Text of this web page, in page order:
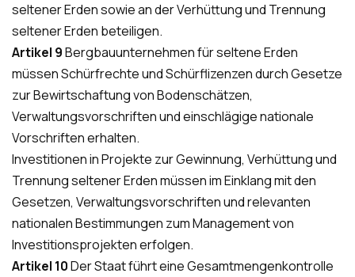
seltener Erden sowie an der Verhüttung und Trennung
seltener Erden beteiligen.
Artikel 9Bergbauunternehmen für seltene Erden
müssen Schürfrechte und Schürflizenzen durch Gesetze
zur Bewirtschaftung von Bodenschätzen,
Verwaltungsvorschriften und einschlägige nationale
Vorschriften erhalten.
Investitionen in Projekte zur Gewinnung, Verhüttung und
Trennung seltener Erden müssen im Einklang mit den
Gesetzen, Verwaltungsvorschriften und relevanten
nationalen Bestimmungen zum Management von
Investitionsprojekten erfolgen.
Artikel 10Der Staat führt eine Gesamtmengenkontrolle